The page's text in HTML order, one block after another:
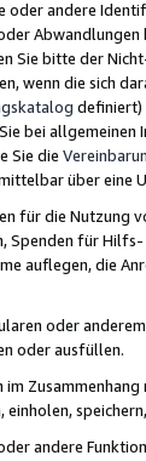
andere
Sie bitte der
wenn die sich
definiert)
bei
Sie die
über eine
für die Nutzung
Spenden für
auflegen, die
oder
oder ausfüllen.
im
andere